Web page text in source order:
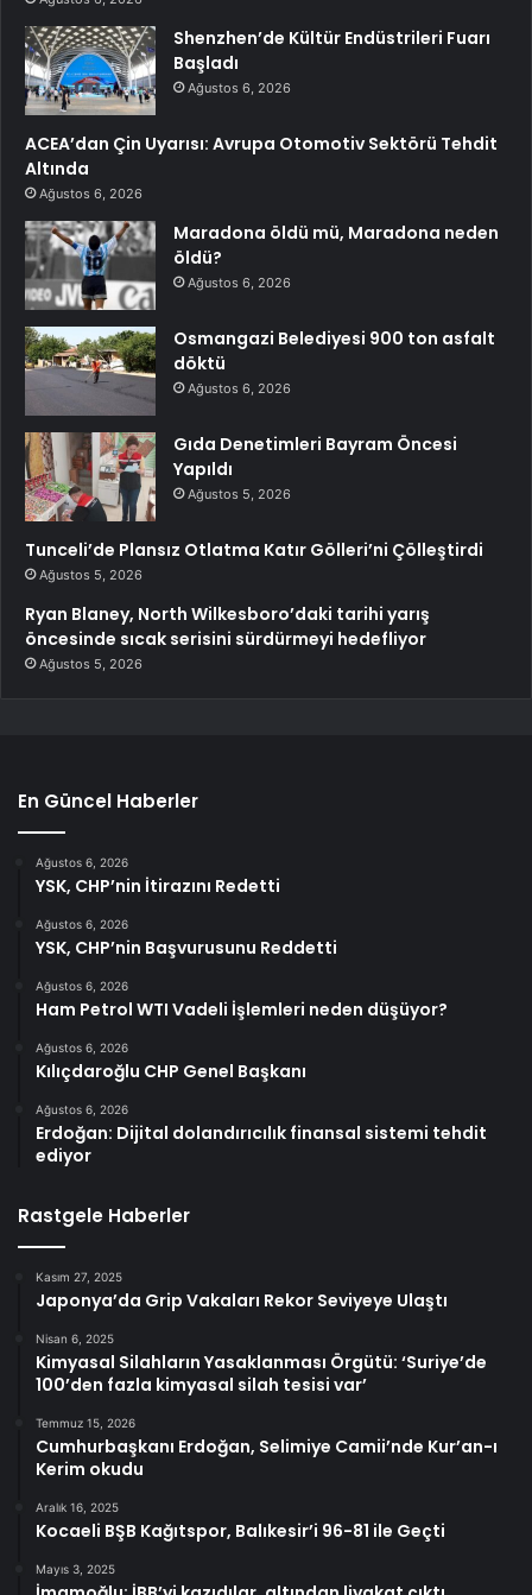
Shenzhen’de Kültür Endüstrileri Fuarı
Başladı
Ağustos 6, 2026
ACEA’dan Çin Uyarısı: Avrupa Otomotiv Sektörü Tehdit
Altında
Ağustos 6, 2026
Maradona öldü mü, Maradona neden
öldü?
Ağustos 6, 2026
Osmangazi Belediyesi 900 ton asfalt
döktü
Ağustos 6, 2026
Gıda Denetimleri Bayram Öncesi
Yapıldı
Ağustos 5, 2026
Tunceli’de Plansız Otlatma Katır Gölleri’ni Çölleştirdi
Ağustos 5, 2026
Ryan Blaney, North Wilkesboro’daki tarihi yarış
öncesinde sıcak serisini sürdürmeyi hedefliyor
Ağustos 5, 2026
En Güncel Haberler
Ağustos 6, 2026
YSK, CHP’nin İtirazını Redetti
Ağustos 6, 2026
YSK, CHP’nin Başvurusunu Reddetti
Ağustos 6, 2026
Ham Petrol WTI Vadeli İşlemleri neden düşüyor?
Ağustos 6, 2026
Kılıçdaroğlu CHP Genel Başkanı
Ağustos 6, 2026
Erdoğan: Dijital dolandırıcılık finansal sistemi tehdit
ediyor
Rastgele Haberler
Kasım 27, 2025
Japonya’da Grip Vakaları Rekor Seviyeye Ulaştı
Nisan 6, 2025
Kimyasal Silahların Yasaklanması Örgütü: ‘Suriye’de
100’den fazla kimyasal silah tesisi var’
Temmuz 15, 2026
Cumhurbaşkanı Erdoğan, Selimiye Camii’nde Kur’an-ı
Kerim okudu
Aralık 16, 2025
Kocaeli BŞB Kağıtspor, Balıkesir’i 96-81 ile Geçti
Mayıs 3, 2025